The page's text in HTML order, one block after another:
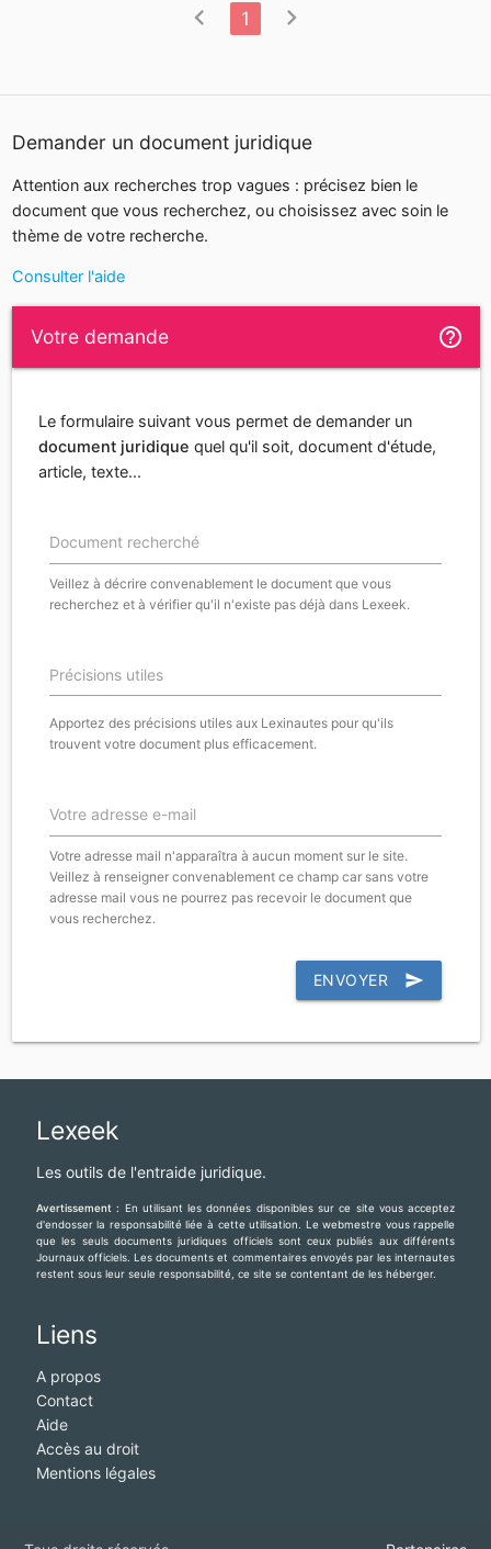
chevron_left 1 chevron_right
Demander un document juridique
Attention aux recherches trop vagues : précisez bien le
document que vous recherchez, ou choisissez avec soin le
thème de votre recherche.
Consulter l'aide
Votre demande help_outline
Le formulaire suivant vous permet de demander un
document juridique quel qu'il soit, document d'étude,
article, texte...
Document recherché
Veillez à décrire convenablement le document que vous
recherchez et à vérifier qu'il n'existe pas déjà dans Lexeek.
Précisions utiles
Apportez des précisions utiles aux Lexinautes pour qu'ils
trouvent votre document plus efficacement.
Votre adresse e-mail
Votre adresse mail n'apparaîtra à aucun moment sur le site.
Veillez à renseigner convenablement ce champ car sans votre
adresse mail vous ne pourrez pas recevoir le document que
vous recherchez.
ENVOYER send
Lexeek
Les outils de l'entraide juridique.
Avertissement : En utilisant les données disponibles sur ce site vous acceptez
d'endosser la responsabilité liée à cette utilisation. Le webmestre vous rappelle
que les seuls documents juridiques officiels sont ceux publiés aux différents
Journaux officiels. Les documents et commentaires envoyés par les internautes
restent sous leur seule responsabilité, ce site se contentant de les héberger.
Liens
A propos
Contact
Aide
Accès au droit
Mentions légales